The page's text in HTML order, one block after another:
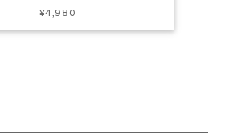
¥4,980